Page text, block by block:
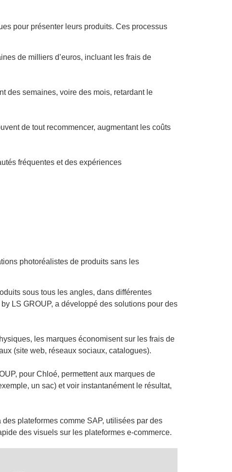
pour présenter leurs produits. Ces processus
de milliers d’euros, incluant les frais de
des semaines, voire des mois, retardant le
de tout recommencer, augmentant les coûts
fréquentes et des expériences
photoréalistes de produits sans les
sous tous les angles, dans différentes
LS GROUP, a développé des solutions pour des
les marques économisent sur les frais de
(site web, réseaux sociaux, catalogues).
pour Chloé, permettent aux marques de
un sac) et voir instantanément le résultat,
plateformes comme SAP, utilisées par des
des visuels sur les plateformes e-commerce.